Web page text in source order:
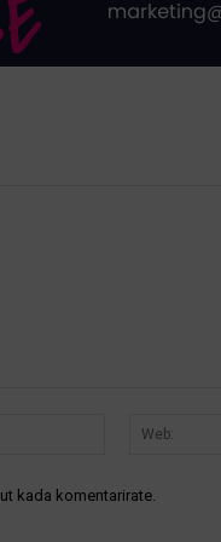
Email:*
kada komentarirate.